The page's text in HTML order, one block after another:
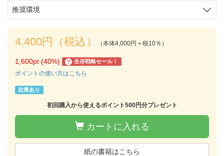
推奨環境
4,400円（税込） （本体4,000円＋税10％）
1,600pt (40%) ? 生存戦略セール！
ポイントの使い方はこちら
在庫あり
初回購入から使えるポイント500円分プレゼント
カートに入れる
紙の書籍はこちら